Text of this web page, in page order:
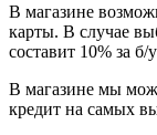
В магазине
карты. В случае
составит 10% за
В магазине мы
кредит на самых